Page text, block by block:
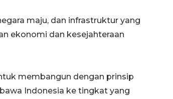
maju, dan infrastruktur yang
ekonomi dan kesejahteraan
membangun dengan prinsip
Indonesia ke tingkat yang